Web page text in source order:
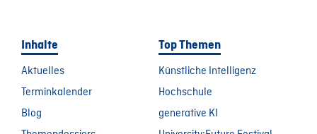
Inhalte
Aktuelles
Terminkalender
Blog
Top Themen
Künstliche Intelligenz
Hochschule
generative KI